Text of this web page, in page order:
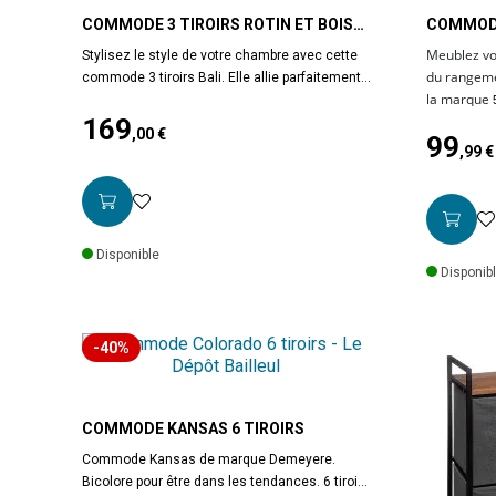
COMMODE 3 TIROIRS ROTIN ET BOIS
BALI
Stylisez le style de votre chambre avec cette
commode 3 tiroirs Bali. Elle allie parfaitement
de 3 tiroirs spacieux. A monter soi même.
Dimensions : L. 90 x l. 39 x H. 79 cm. Poids :
rotin. Marque : Home Déco Factory.
169,00 €
Disponible
5FIVE
Meublez
du
la marque
bureau. A
produit
particules.
99,99 €
-40%
COMMODE KANSAS 6 TIROIRS
Commode Kansas de marque Demeyere.
Bicolore pour être dans les tendances. 6 tiroirs